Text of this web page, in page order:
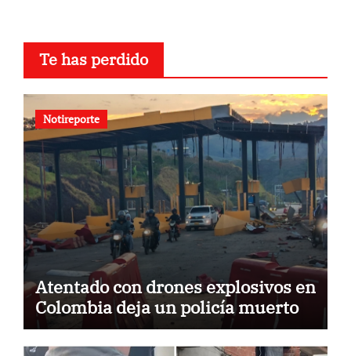
Te has perdido
Notireporte
Atentado con drones explosivos en
Colombia deja un policía muerto